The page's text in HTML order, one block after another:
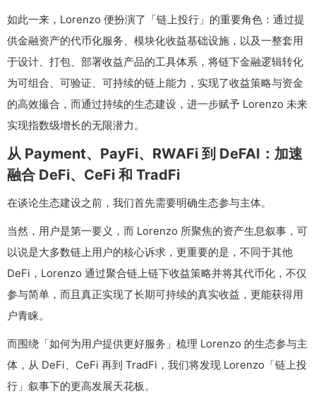
如此一来，Lorenzo 便扮演了「链上投行」的重要角色：通过提
供金融资产的代币化服务、模块化收益基础设施，以及一整套用
于设计、打包、部署收益产品的工具体系，将链下金融逻辑转化
为可组合、可验证、可持续的链上能力，实现了收益策略与资金
的高效撮合，而通过持续的生态建设，进一步赋予 Lorenzo 未来
实现指数级增长的无限潜力。
从 Payment、PayFi、RWAFi 到 DeFAI：加速
融合 DeFi、CeFi 和 TradFi
在谈论生态建设之前，我们首先需要明确生态参与主体。
当然，用户是第一要义，而 Lorenzo 所聚焦的资产生息叙事，可
以说是大多数链上用户的核心诉求，更重要的是，不同于其他
DeFi，Lorenzo 通过聚合链上链下收益策略并将其代币化，不仅
参与简单，而且真正实现了长期可持续的真实收益，更能获得用
户青睐。
而围绕「如何为用户提供更好服务」梳理 Lorenzo 的生态参与主
体，从 DeFi、CeFi 再到 TradFi，我们将发现 Lorenzo「链上投
行」叙事下的更高发展天花板。